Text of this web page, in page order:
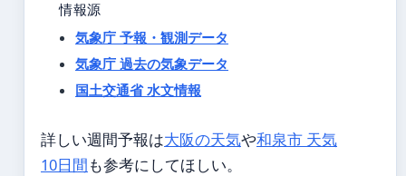
情報源
気象庁 予報・観測データ
気象庁 過去の気象データ
国土交通省 水文情報
詳しい週間予報は大阪の天気や和泉市 天気
10日間も参考にしてほしい。